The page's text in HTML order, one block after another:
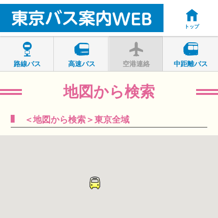
トップ
路線バス 高速バス 空港連絡 中距離バス
地図から検索
＜地図から検索＞東京全域